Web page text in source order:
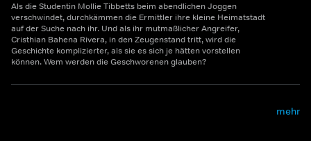
Als die Studentin Mollie Tibbetts beim abendlichen Joggen
verschwindet, durchkämmen die Ermittler ihre kleine Heimatstadt
auf der Suche nach ihr. Und als ihr mutmaßlicher Angreifer,
Cristhian Bahena Rivera, in den Zeugenstand tritt, wird die
Geschichte komplizierter, als sie es sich je hätten vorstellen
können. Wem werden die Geschworenen glauben?
mehr